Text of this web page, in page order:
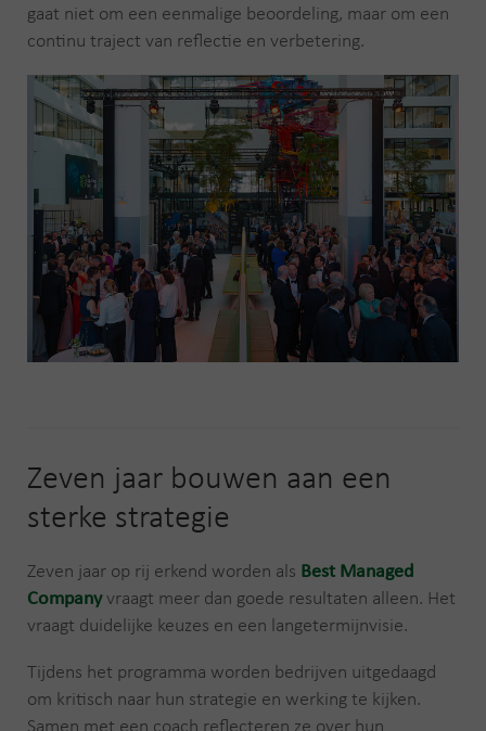
gaat niet om een eenmalige beoordeling, maar om een
continu traject van reflectie en verbetering.
Zeven jaar bouwen aan een
sterke strategie
Zeven jaar op rij erkend worden als Best Managed
Companyvraagt meer dan goede resultaten alleen. Het
vraagt duidelijke keuzes en een langetermijnvisie.
Tijdens het programma worden bedrijven uitgedaagd
om kritisch naar hun strategie en werking te kijken.